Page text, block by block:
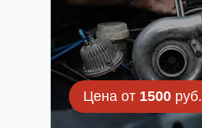
Цена от 1500руб.